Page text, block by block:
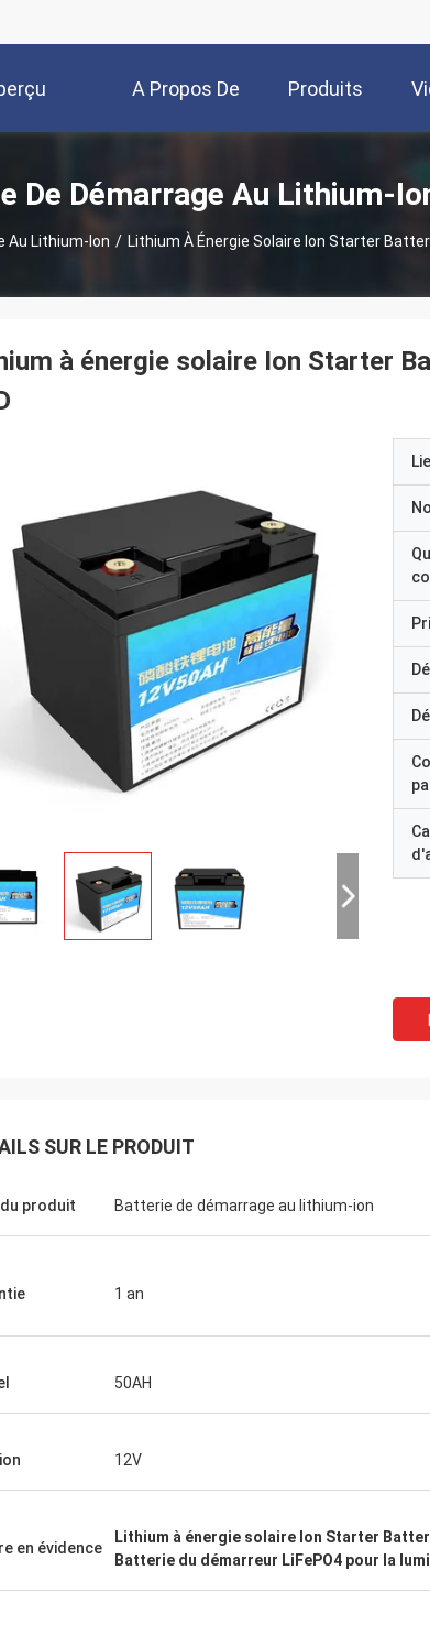
A Propos De Produits
De Démarrage Au Lithium-
Au Lithium-Ion / Lithium À Énergie Solaire Ion Starter
à énergie solaire Ion Starter
SUR LE PRODUIT
produit Batterie de démarrage au lithium-ion
1 an
50AH
12V
en évidence
Lithium à énergie solaire Ion Starter
Batterie du démarreur LiFePO4 pour la